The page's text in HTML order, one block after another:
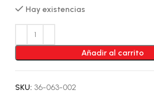
Hay existencias
Añadir al carrito
SKU: 36-063-002